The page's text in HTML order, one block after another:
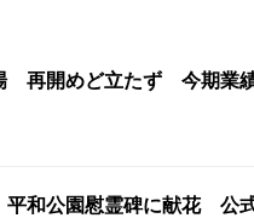
再開めど立たず 今期業
和公園慰霊碑に献花 公